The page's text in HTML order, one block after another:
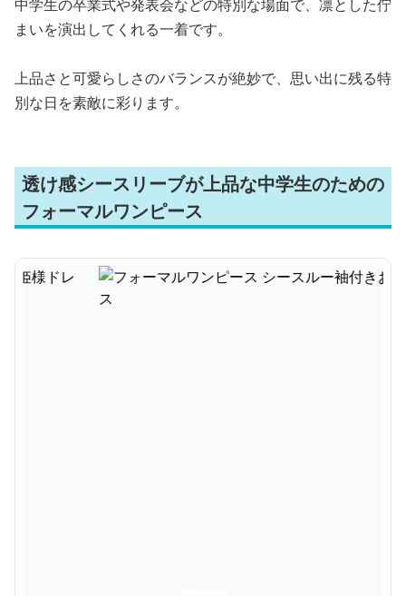
中学生の卒業式や発表会などの特別な場面で、凛とした佇
まいを演出してくれる一着です。
上品さと可愛らしさのバランスが絶妙で、思い出に残る特
別な日を素敵に彩ります。
透け感シースリーブが上品な中学生のための
フォーマルワンピース